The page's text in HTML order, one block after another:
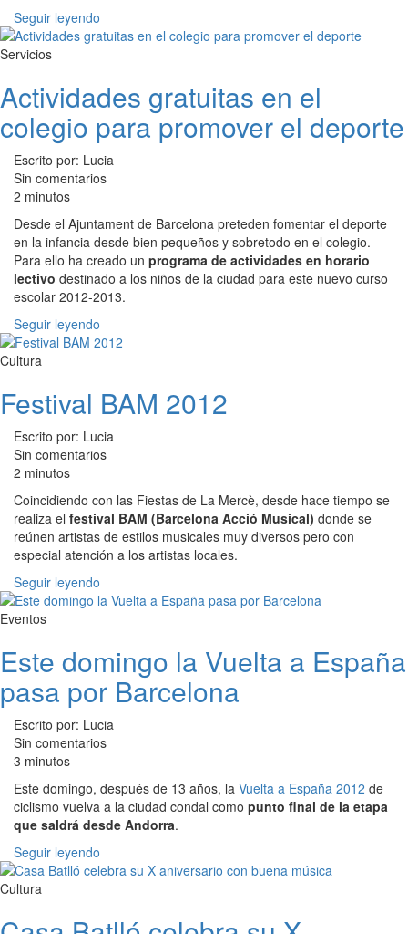
Seguir leyendo
Servicios
Actividades gratuitas en el
colegio para promover el deporte
Escrito por: Lucia
Sin comentarios
2 minutos
Desde el Ajuntament de Barcelona preteden fomentar el deporte
en la infancia desde bien pequeños y sobretodo en el colegio.
Para ello ha creado un programa de actividades en horario
lectivo destinado a los niños de la ciudad para este nuevo curso
escolar 2012-2013.
Seguir leyendo
Cultura
Festival BAM 2012
Escrito por: Lucia
Sin comentarios
2 minutos
Coincidiendo con las Fiestas de La Mercè, desde hace tiempo se
realiza el festival BAM (Barcelona Acció Musical) donde se
reúnen artistas de estilos musicales muy diversos pero con
especial atención a los artistas locales.
Seguir leyendo
Eventos
Este domingo la Vuelta a España
pasa por Barcelona
Escrito por: Lucia
Sin comentarios
3 minutos
Este domingo, después de 13 años, la Vuelta a España 2012 de
ciclismo vuelva a la ciudad condal como punto final de la etapa
que saldrá desde Andorra.
Seguir leyendo
Cultura